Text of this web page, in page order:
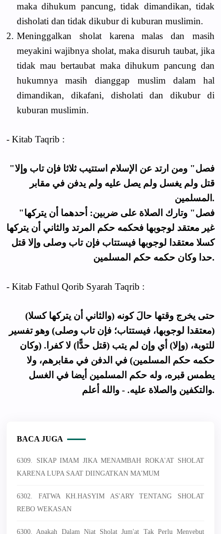
maka dihukum pancung, tidak dimandikan, tidak
disholati dan tidak dikubur di kuburan muslimin.
2. Meninggalkan sholat karena malas dan masih
meyakini wajibnya sholat, maka disuruh taubat, jika
tidak mau bertaubat maka dihukum pancung dan
hukumnya masih dianggap muslim dalam hal
dimandikan, dikafani, disholati dan dikubur di
kuburan muslimin.
- Kitab Taqrib :
"فصل" ومن ارتد عن الإسلام استتيب ثلاثا فإن تاب وإلا
قتل ولم يغسل ولم يصل عليه ولم يدفن في مقابر
المسلمين.
"فصل" وتارك الصلاة على ضربين: أحدهما أن يتركها
غير معتقد لوجوبها فحكمه حكم المرتد والثاني أن يتركها
كسلا معتقدا لوجوبها فيستتاب فإن تاب وصلى وإلا قتل
حدا وكان حكمه حكم المسلمين.
- Kitab Fathul Qorib Syarah Taqrib :
(والثاني أن يتركها كسلا) حتى يخرج وقتها حالَ كونه
(معتقدا لوجوبها، فيستتاب؛ فإن تاب وصلى) وهو تفسير
للتوبة، (وإلا) أي وإن لم يتب (قتل حدًّا) لا كفرا. (وكان
حكمه حكم المسلمين) في الدفن في مقابرهم، ولا
يطمس قبره، وله حكم المسلمين أيضا في الغسل
والتكفين والصلاة عليه. - والله أعلم.
BACA JUGA
6309. SIKAP IMAM JIKA MENAMBAH ROKA'AT SHOLAT
KARENA LUPA SAAT DIINGATKAN MA'MUM
6302. FATWA KH.HASYIM AS'ARY TENTANG SHOLAT
REBO WEKASAN
6300. Apakah Dalam Niat Sholat Jum'at Tak Perlu Menyebut